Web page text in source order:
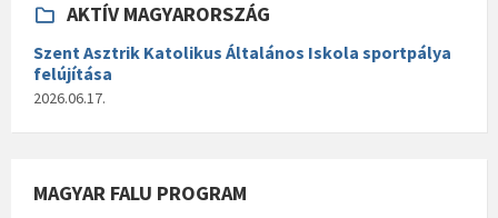
AKTÍV MAGYARORSZÁG
Szent Asztrik Katolikus Általános Iskola sportpálya
felújítása
2026.06.17.
MAGYAR FALU PROGRAM